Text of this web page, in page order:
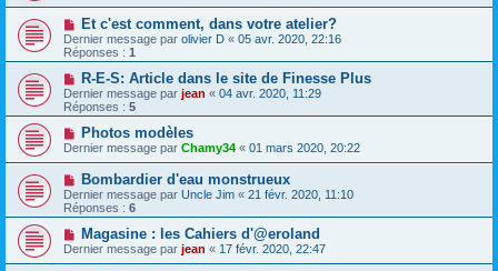
Et c'est comment, dans votre atelier?
Dernier message par olivier D « 05 avr. 2020, 22:16
Réponses : 1
R-E-S: Article dans le site de Finesse Plus
Dernier message par jean « 04 avr. 2020, 11:29
Réponses : 5
Photos modèles
Dernier message par Chamy34 « 01 mars 2020, 20:22
Bombardier d'eau monstrueux
Dernier message par Uncle Jim « 21 févr. 2020, 11:10
Réponses : 6
Magasine : les Cahiers d'@eroland
Dernier message par jean « 17 févr. 2020, 22:47